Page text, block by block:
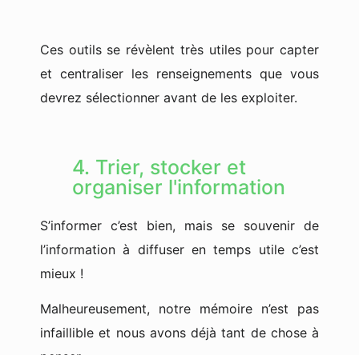
Ces outils se révèlent très utiles pour capter
et centraliser les renseignements que vous
devrez sélectionner avant de les exploiter.
4. Trier, stocker et
organiser l'information
S’informer c’est bien, mais se souvenir de
l’information à diffuser en temps utile c’est
mieux !
Malheureusement, notre mémoire n’est pas
infaillible et nous avons déjà tant de chose à